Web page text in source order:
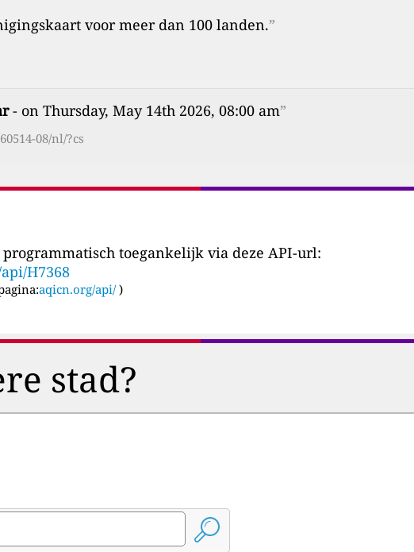
voor meer dan 100 landen.”
- on Thursday, May 14th 2026, 08:00 am”
08/nl/?cs
toegankelijk via deze API-url:
H7368
aqicn.org/api/ )
stad?